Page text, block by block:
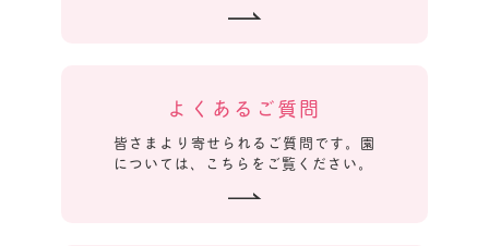
よくあるご質問
皆さまより寄せられるご質問です。園
については、こちらをご覧ください。